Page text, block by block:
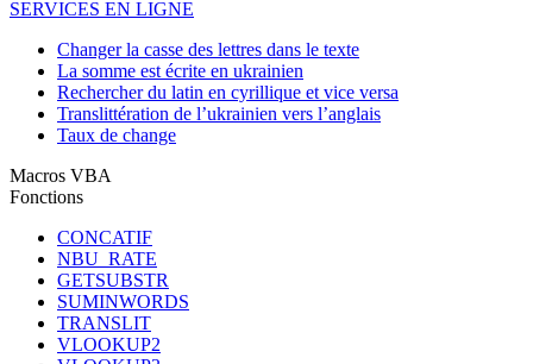
SERVICES EN LIGNE
Changer la casse des lettres dans le texte
La somme est écrite en ukrainien
Rechercher du latin en cyrillique et vice versa
Translittération de l’ukrainien vers l’anglais
Taux de change
Macros VBA
Fonctions
CONCATIF
NBU_RATE
GETSUBSTR
SUMINWORDS
TRANSLIT
VLOOKUP2